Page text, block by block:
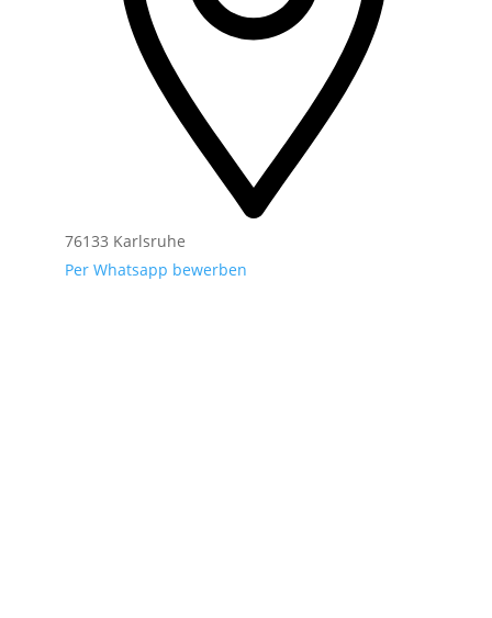
76133 Karlsruhe
Per Whatsapp bewerben